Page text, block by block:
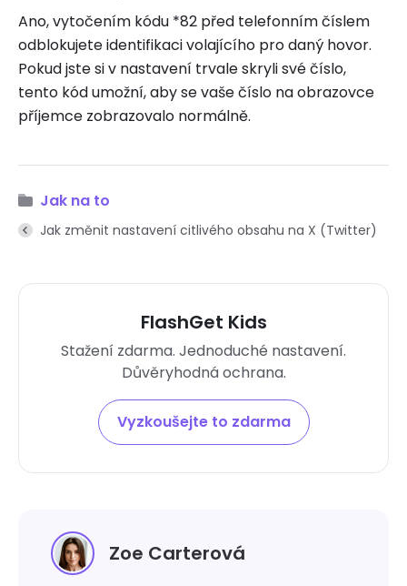
Ano, vytočením kódu *82 před telefonním číslem
odblokujete identifikaci volajícího pro daný hovor.
Pokud jste si v nastavení trvale skryli své číslo,
tento kód umožní, aby se vaše číslo na obrazovce
příjemce zobrazovalo normálně.
Jak na to
Jak změnit nastavení citlivého obsahu na X (Twitter)
FlashGet Kids
Stažení zdarma. Jednoduché nastavení.
Důvěryhodná ochrana.
Vyzkoušejte to zdarma
Zoe Carterová